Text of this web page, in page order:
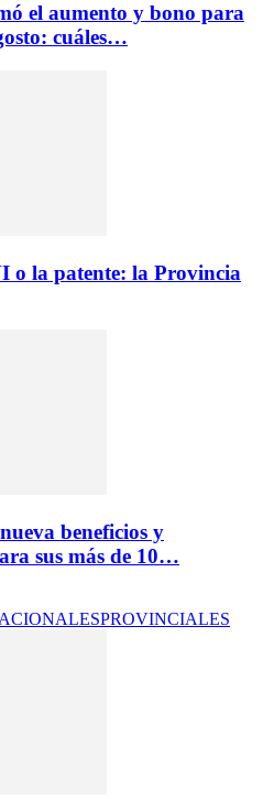
el aumento y bono para
cuáles…
o la patente: la Provincia
beneficios y
sus más de 10…
PROVINCIALES